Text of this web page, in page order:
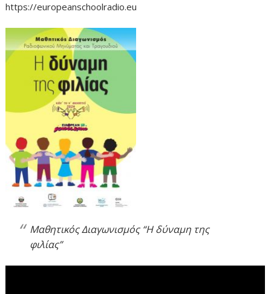
https://europeanschoolradio.eu
Μαθητικός Διαγωνισμός “Η δύναμη της
φιλίας”